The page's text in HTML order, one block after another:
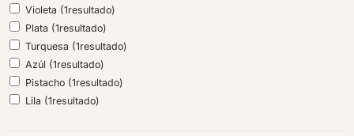
Violeta (1resultado)
Plata (1resultado)
Turquesa (1resultado)
Azúl (1resultado)
Pistacho (1resultado)
Lila (1resultado)